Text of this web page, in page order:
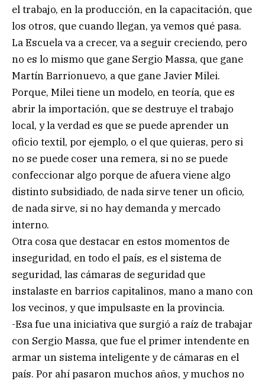
el trabajo, en la producción, en la capacitación, que
los otros, que cuando llegan, ya vemos qué pasa.
La Escuela va a crecer, va a seguir creciendo, pero
no es lo mismo que gane Sergio Massa, que gane
Martín Barrionuevo, a que gane Javier Milei.
Porque, Milei tiene un modelo, en teoría, que es
abrir la importación, que se destruye el trabajo
local, y la verdad es que se puede aprender un
oficio textil, por ejemplo, o el que quieras, pero si
no se puede coser una remera, si no se puede
confeccionar algo porque de afuera viene algo
distinto subsidiado, de nada sirve tener un oficio,
de nada sirve, si no hay demanda y mercado
interno.
Otra cosa que destacar en estos momentos de
inseguridad, en todo el país, es el sistema de
seguridad, las cámaras de seguridad que
instalaste en barrios capitalinos, mano a mano con
los vecinos, y que impulsaste en la provincia.
-Esa fue una iniciativa que surgió a raíz de trabajar
con Sergio Massa, que fue el primer intendente en
armar un sistema inteligente y de cámaras en el
país. Por ahí pasaron muchos años, y muchos no